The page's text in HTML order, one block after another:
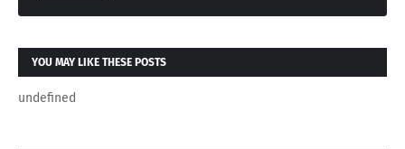
YOU MAY LIKE THESE POSTS
undefined